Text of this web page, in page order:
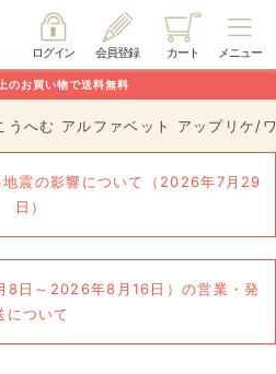
メニュー
カート
会員登録
ログイン
お買い物で送料無料
うへむ アルファベット アップリケ/
震の影響について（2026年7月29
日）
8日～2026年8月16日）の営業・発
について